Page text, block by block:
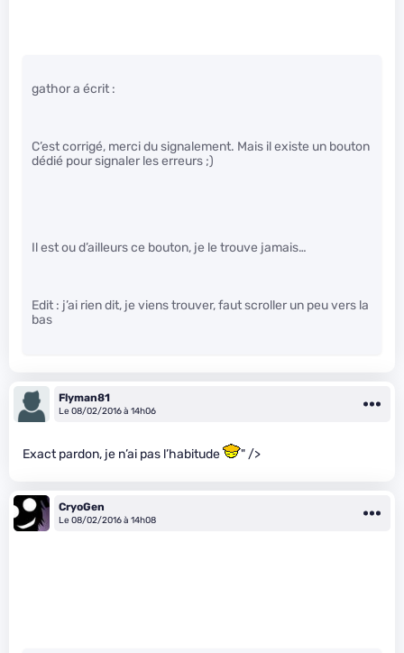
gathor a écrit :
C’est corrigé, merci du signalement. Mais il existe un bouton
dédié pour signaler les erreurs ;)
Il est ou d’ailleurs ce bouton, je le trouve jamais…
Edit : j’ai rien dit, je viens trouver, faut scroller un peu vers la
bas
Flyman81
Le 08/02/2016 à 14h06
Exact pardon, je n’ai pas l’habitude " />
CryoGen
Le 08/02/2016 à 14h08